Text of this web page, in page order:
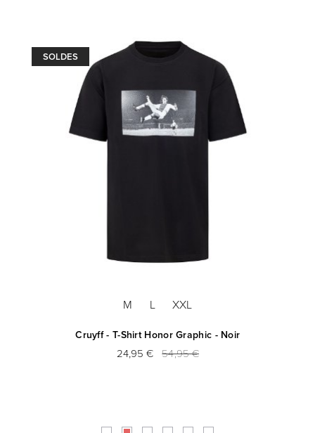
SOLDES
M L XXL
Cruyff - T-Shirt Honor Graphic - Noir
24,95 € 54,95 €